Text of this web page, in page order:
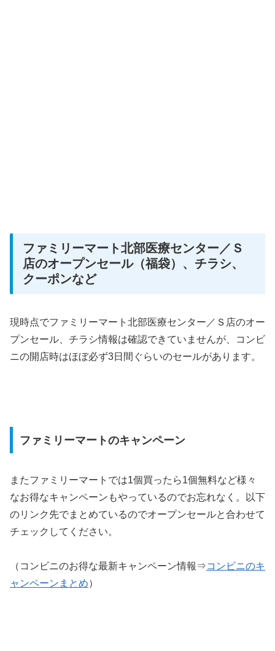
ファミリーマート北部医療センター／Ｓ
店のオープンセール（福袋）、チラシ、
クーポンなど
現時点でファミリーマート北部医療センター／Ｓ店のオー
プンセール、チラシ情報は確認できていませんが、コンビ
ニの開店時はほぼ必ず3日間ぐらいのセールがあります。
ファミリーマートのキャンペーン
またファミリーマートでは1個買ったら1個無料など様々
なお得なキャンペーンもやっているのでお忘れなく。以下
のリンク先でまとめているのでオープンセールと合わせて
チェックしてください。
（コンビニのお得な最新キャンペーン情報⇒コンビニのキ
ャンペーンまとめ）